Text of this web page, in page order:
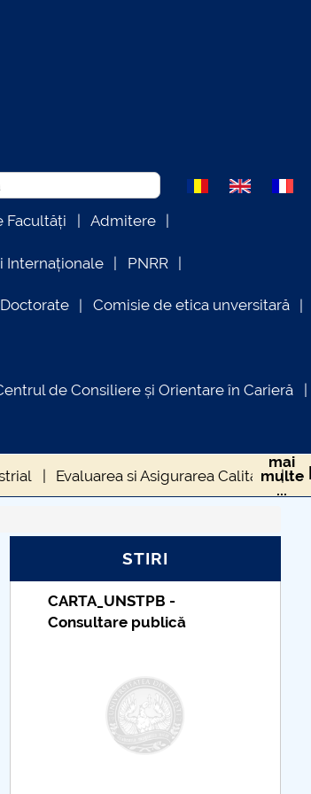
Facultăți Admitere
Internaționale PNRR
Comisie de etica unversitară
de Consiliere și Orientare în Carieră
Evaluarea si Asigurarea Calitatii
Angajari FMT
Studenti FMT
mai
multe
...
STIRI
Taxe de școlarizare
indexate – Centrul